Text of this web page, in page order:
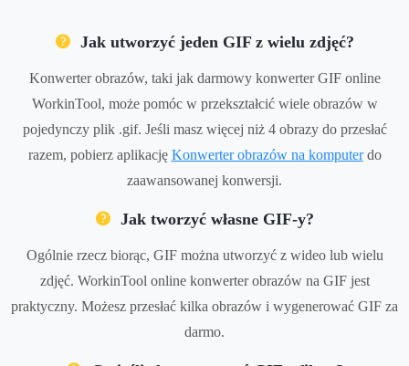
Jak utworzyć jeden GIF z wielu zdjęć?
Konwerter obrazów, taki jak darmowy konwerter GIF online
WorkinTool, może pomóc w przekształcić wiele obrazów w
pojedynczy plik .gif. Jeśli masz więcej niż 4 obrazy do przesłać
razem, pobierz aplikację Konwerter obrazów na komputerdo
zaawansowanej konwersji.
Jak tworzyć własne GIF-y?
Ogólnie rzecz biorąc, GIF można utworzyć z wideo lub wielu
zdjęć. WorkinTool online konwerter obrazów na GIF jest
praktyczny. Możesz przesłać kilka obrazów i wygenerować GIF za
darmo.